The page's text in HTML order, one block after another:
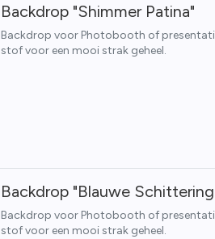
Backdrop "Shimmer Patina"
Backdrop voor Photobooth of
stof voor een mooi strak geheel.
Backdrop "Blauwe
Backdrop voor Photobooth of
stof voor een mooi strak geheel.